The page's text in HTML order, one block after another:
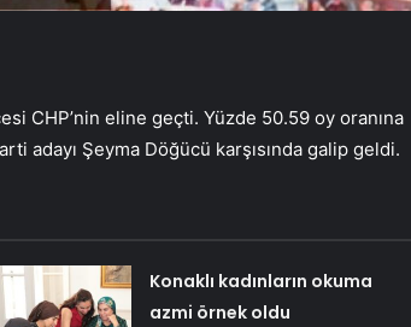
CHP’nin eline geçti. Yüzde 50.59 oy oranına
adayı Şeyma Döğücü karşısında galip geldi.
Konaklı kadınların okuma
azmi örnek oldu